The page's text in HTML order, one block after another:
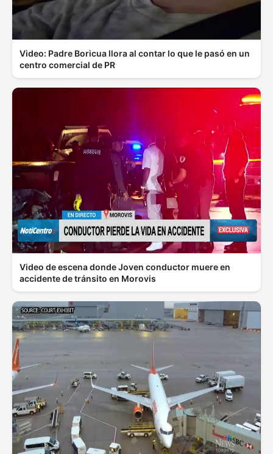
Video: Padre Boricua llora al contar lo que le pasó en un
centro comercial de PR
Video de escena donde Joven conductor muere en
accidente de tránsito en Morovis